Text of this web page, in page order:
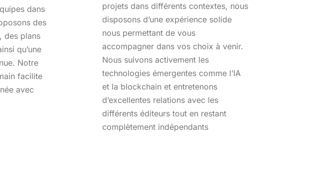
dans
des
des plans
qu’une
Notre
facilite
avec
projets dans différents contextes, nous
disposons d’une expérience solide
nous permettant de vous
accompagner dans vos choix à venir.
Nous suivons activement les
technologies émergentes comme l’IA
et la blockchain et entretenons
d’excellentes relations avec les
différents éditeurs tout en restant
complètement indépendants